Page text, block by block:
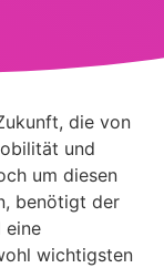
die von
und
um diesen
benötigt der
eine
wichtigsten